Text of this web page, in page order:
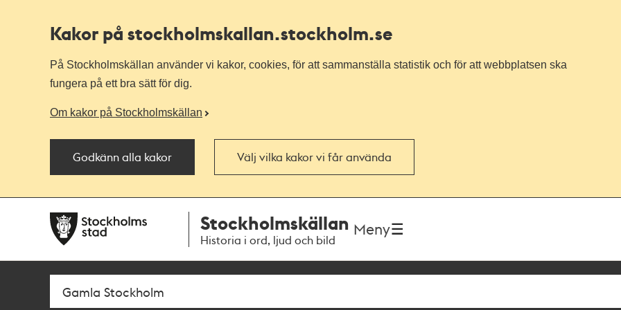
Kakor på stockholmskallan.stockholm.se
På Stockholmskällan använder vi kakor, cookies, för att sammanställa statistik och för att webbplatsen ska
fungera på ett bra sätt för dig.
Om kakor på Stockholmskällan
Godkänn alla kakor Välj vilka kakor vi får använda
navigationen
huvudinnehållet
Stockholmskällan
Historia i ord, ljud och bild
Meny
Sök